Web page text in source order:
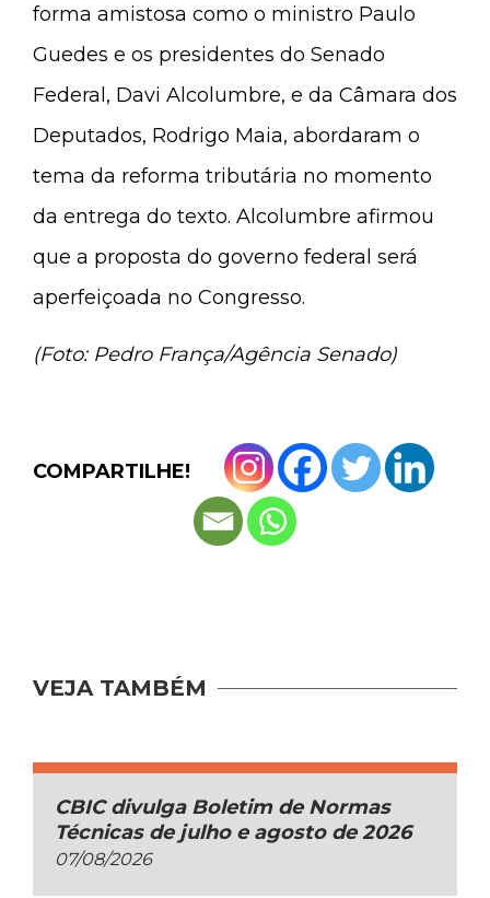
forma amistosa como o ministro Paulo
Guedes e os presidentes do Senado
Federal, Davi Alcolumbre, e da Câmara dos
Deputados, Rodrigo Maia, abordaram o
tema da reforma tributária no momento
da entrega do texto. Alcolumbre afirmou
que a proposta do governo federal será
aperfeiçoada no Congresso.
(Foto: Pedro França/Agência Senado)
COMPARTILHE!
VEJA TAMBÉM
CBIC divulga Boletim de Normas
Técnicas de julho e agosto de 2026
07/08/2026